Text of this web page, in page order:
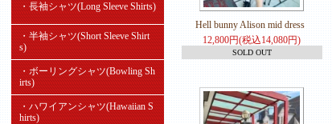
・長袖シャツ(Long Sleeve Shirts)
・半袖シャツ(Short Sleeve Shirt
s)
・ボーリングシャツ(Bowling Sh
irts)
・ハワイアンシャツ(Hawaiian S
hirts)
Hell bunny Alison mid dress
12,800円(税込14,080円)
SOLD OUT